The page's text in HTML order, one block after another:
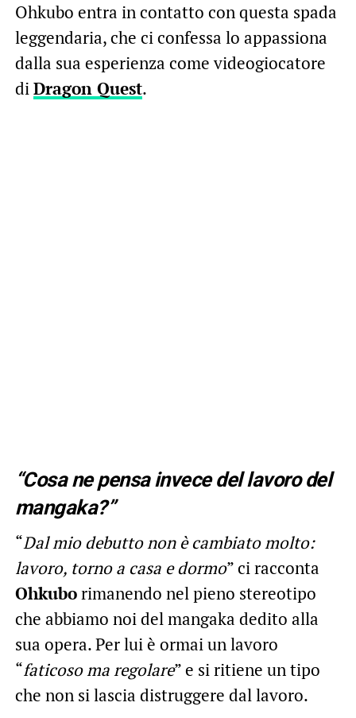
Ohkubo entra in contatto con questa spada
leggendaria, che ci confessa lo appassiona
dalla sua esperienza come videogiocatore
diDragon Quest.
“Cosa ne pensa invece del lavoro del
mangaka?”
“Dal mio debutto non è cambiato molto:
lavoro, torno a casa e dormo” ci racconta
Ohkuborimanendo nel pieno stereotipo
che abbiamo noi del mangaka dedito alla
sua opera. Per lui è ormai un lavoro
“faticoso ma regolare” e si ritiene un tipo
che non si lascia distruggere dal lavoro.